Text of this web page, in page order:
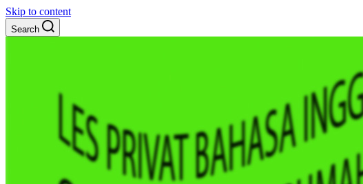
Skip to content
Search